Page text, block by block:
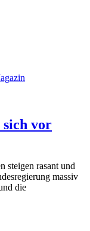
sich vor
steigen rasant und
massiv
die